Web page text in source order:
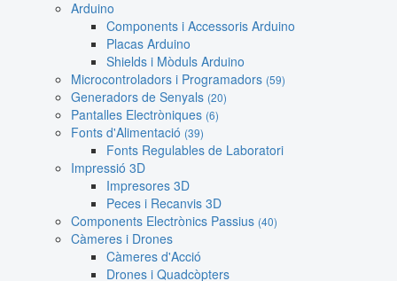
Arduino
Components i Accessoris Arduino
Placas Arduino
Shields i Mòduls Arduino
Microcontroladors i Programadors (59)
Generadors de Senyals (20)
Pantalles Electròniques (6)
Fonts d'Alimentació (39)
Fonts Regulables de Laboratori
Impressió 3D
Impresores 3D
Peces i Recanvis 3D
Components Electrònics Passius (40)
Càmeres i Drones
Càmeres d'Acció
Drones i Quadcòpters